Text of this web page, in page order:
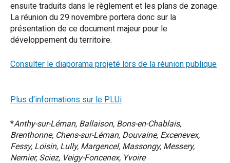
ensuite traduits dans le règlement et les plans de zonage.
La réunion du 29 novembre portera donc sur la
présentation de ce document majeur pour le
développement du territoire.
Consulter le diaporama projeté lors de la réunion publique
Plus d'informations sur le PLUi
*Anthy-sur-Léman, Ballaison, Bons-en-Chablais,
Brenthonne, Chens-sur-Léman, Douvaine, Excenevex,
Fessy, Loisin, Lully, Margencel, Massongy, Messery,
Nernier, Sciez, Veigy-Foncenex, Yvoire